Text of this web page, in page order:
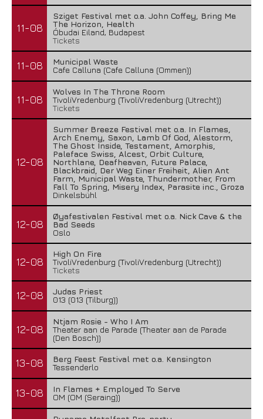
11-08
Sziget Festival met o.a. John Coffey, Bring Me
The Horizon, Health
Óbudai Eiland, Budapest
Tickets
11-08
Municipal Waste
Cafe Calluna (Cafe Calluna (Ommen))
11-08
Wolves In The Throne Room
TivoliVredenburg (TivoliVredenburg (Utrecht))
Tickets
12-08
Summer Breeze Festival met o.a. In Flames,
Arch Enemy, Saxon, Lamb Of God, Alestorm,
The Ghost Inside, Testament, Amorphis,
Paleface Swiss, Alcest, Orbit Culture,
Northlane, Deafheaven, Future Palace,
Blackbraid, Der Weg Einer Freiheit, Alien Ant
Farm, Municipal Waste, Thundermother, From
Fall To Spring, Misery Index, Parasite inc., Groza
Dinkelsbühl
12-08
Øyafestivalen Festival met o.a. Nick Cave & the
Bad Seeds
Oslo
12-08
High On Fire
TivoliVredenburg (TivoliVredenburg (Utrecht))
Tickets
12-08
Judas Priest
013 (013 (Tilburg))
12-08
Ntjam Rosie - Who I Am
Theater aan de Parade (Theater aan de Parade
(Den Bosch))
13-08
Berg Feest Festival met o.a. Kensington
Tessenderlo
13-08
In Flames + Employed To Serve
OM (OM (Seraing))